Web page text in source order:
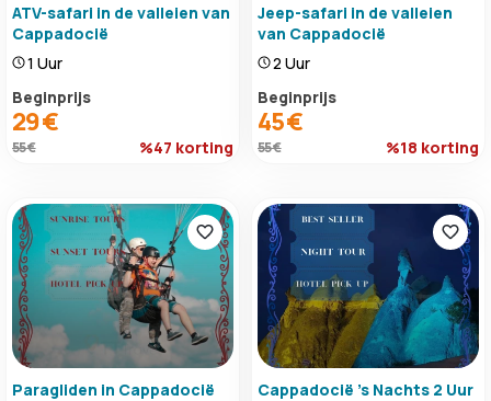
ATV-safari in de valleien van
Cappadocië
1 Uur
Beginprijs
29 €
55 € %47 korting
Jeep-safari in de valleien
van Cappadocië
2 Uur
Beginprijs
45 €
55 € %18 korting
Paragliden in Cappadocië
Cappadocië 's Nachts 2 Uur